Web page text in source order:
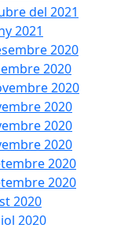
del 2021
2021
2020
2020
2020
2020
2020
2020
2020
2020
2020
2020